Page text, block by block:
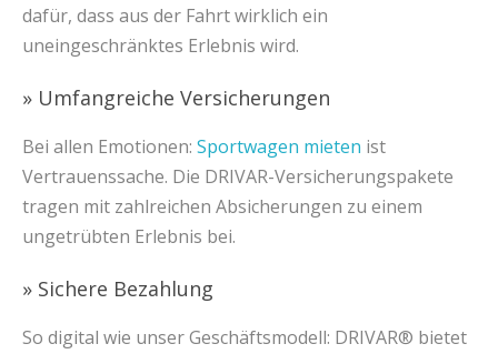
dafür, dass aus der Fahrt wirklich ein
uneingeschränktes Erlebnis wird.
» Umfangreiche Versicherungen
Bei allen Emotionen: Sportwagen mieten ist
Vertrauenssache. Die DRIVAR-Versicherungspakete
tragen mit zahlreichen Absicherungen zu einem
ungetrübten Erlebnis bei.
» Sichere Bezahlung
So digital wie unser Geschäftsmodell: DRIVAR® bietet